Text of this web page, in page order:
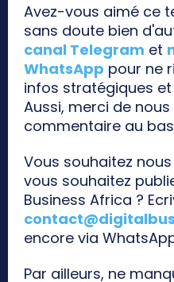
Avez-vous aimé ce
sans doute bien
canal Telegram et
WhatsApp pour ne
infos stratégiques
Aussi, merci de
commentaire au
Vous souhaitez
vous souhaitez
Business Africa ?
encore via
Par ailleurs, ne